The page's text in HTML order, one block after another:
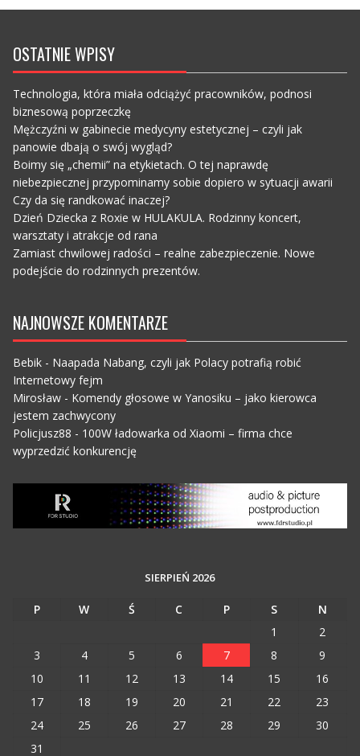
OSTATNIE WPISY
Technologia, która miała odciążyć pracowników, podnosi
biznesową poprzeczkę
Mężczyźni w gabinecie medycyny estetycznej – czyli jak
panowie dbają o swój wygląd?
Boimy się „chemii” na etykietach. O tej naprawdę
niebezpiecznej przypominamy sobie dopiero w sytuacji awarii
Czy da się randkować inaczej?
Dzień Dziecka z Roxie w HULAKULA. Rodzinny koncert,
warsztaty i atrakcje od rana
Zamiast chwilowej radości – realne zabezpieczenie. Nowe
podejście do rodzinnych prezentów.
NAJNOWSZE KOMENTARZE
Bebik- Naapada Nabang, czyli jak Polacy potrafią robić
Internetowy fejm
Mirosław- Komendy głosowe w Yanosiku – jako kierowca
jestem zachwycony
Policjusz88 - 100W ładowarka od Xiaomi – firma chce
wyprzedzić konkurencję
SIERPIEŃ 2026
P W Ś C P S
N
1
2
3
4 5 6 7 8
9
10
11 12 13 14 15
16
17
18 19 20 21 22
23
24
25 26 27 28 29
30
31